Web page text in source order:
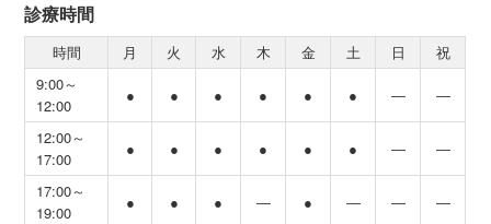
診療時間
時間 月 火 水 木 金 土 日
祝
9:00～
12:00
● ● ● ● ● ● ― ―
12:00～
17:00
● ● ● ● ● ● ― ―
17:00～
19:00
● ● ● ― ● ― ― ―